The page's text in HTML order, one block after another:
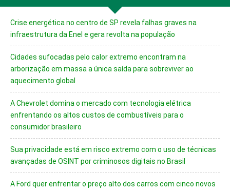
Crise energética no centro de SP revela falhas graves na
infraestrutura da Enel e gera revolta na população
Cidades sufocadas pelo calor extremo encontram na
arborização em massa a única saída para sobreviver ao
aquecimento global
A Chevrolet domina o mercado com tecnologia elétrica
enfrentando os altos custos de combustíveis para o
consumidor brasileiro
Sua privacidade está em risco extremo com o uso de técnicas
avançadas de OSINT por criminosos digitais no Brasil
A Ford quer enfrentar o preço alto dos carros com cinco novos